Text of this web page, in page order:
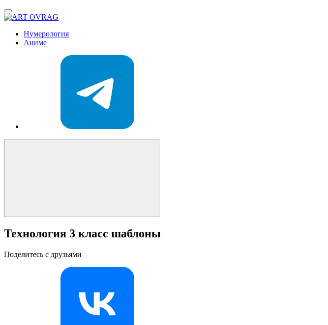
Нумерология
Аниме
Технология 3 класс шаблоны
Поделитесь с друзьями